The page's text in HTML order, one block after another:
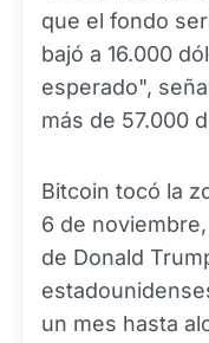
que el fondo
bajó a 16.000
esperado",
más de 57.000
Bitcoin tocó la
6 de
de Donald
un mes hasta